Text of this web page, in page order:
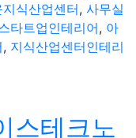
식산업센터, 사무실
타트업인테리어, 아
, 지식산업센터인테리
스테크노